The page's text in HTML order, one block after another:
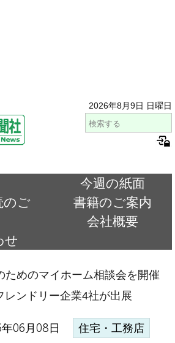
2026年8月9日 日曜日
今週の紙面
のご
書籍のご案内
会社概要
せ
ためのマイホーム相談会を開催
レンドリー企業4社が出展
06月08日 住宅・工務店